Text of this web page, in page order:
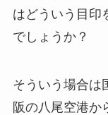
はどういう目印
でしょうか？
そういう場合は
阪の八尾空港か